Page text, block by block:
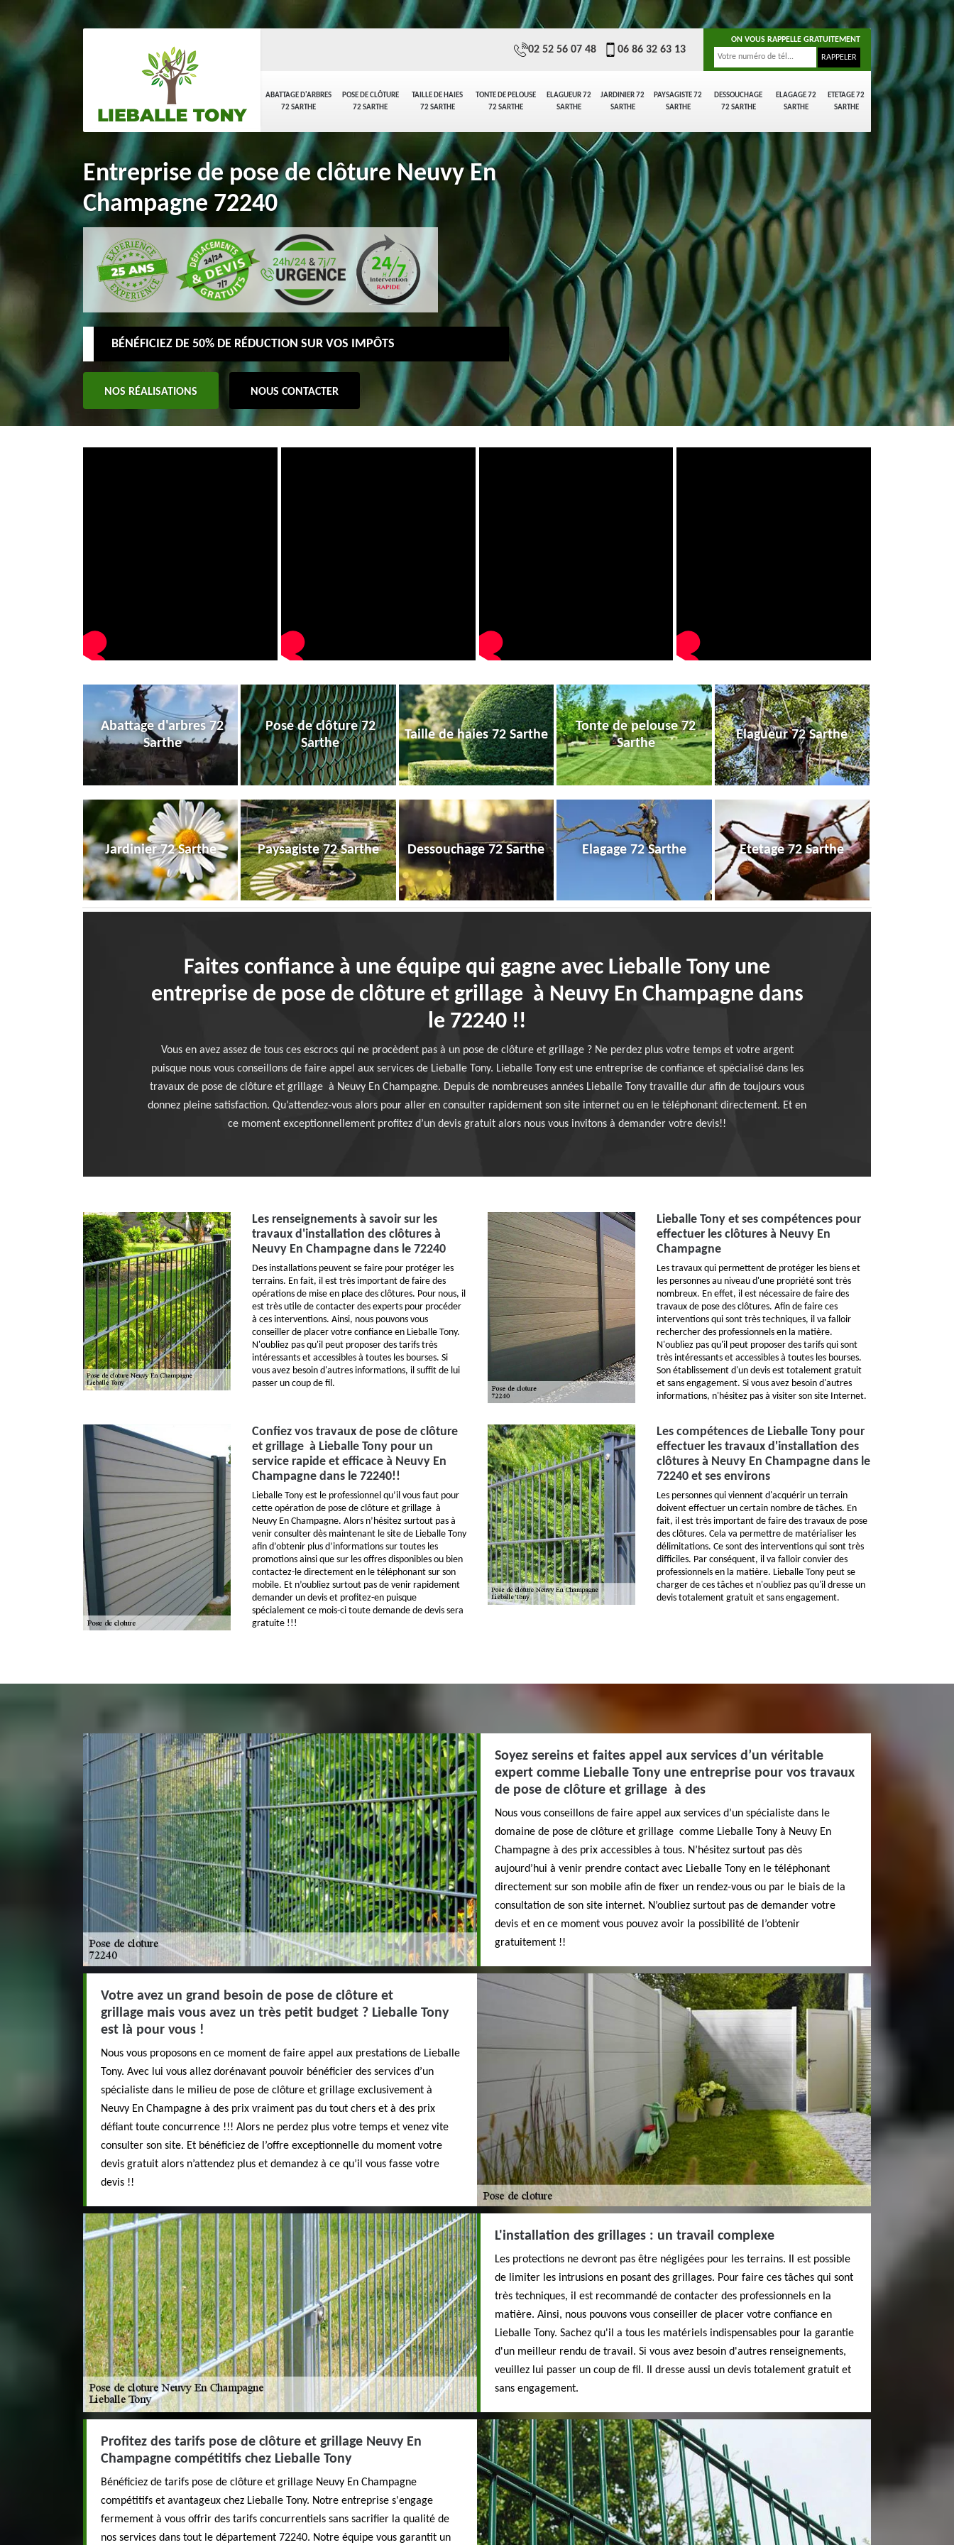
ABATTAGE D'ARBRES
72 SARTHE
POSE DE CLÔTURE
72 SARTHE
TAILLE DE HAIES
72 SARTHE
TONTE DE PELOUSE
72 SARTHE
ELAGUEUR 72
SARTHE
JARDINIER 72
SARTHE
PAYSAGISTE 72
SARTHE
DESSOUCHAGE
72 SARTHE
ELAGAGE 72
SARTHE
ETETAGE 72
SARTHE
02 52 56 07 48 06 86 32 63 13
ON VOUS RAPPELLE GRATUITEMENT
Entreprise de pose de clôture Neuvy En
Champagne 72240
BÉNÉFICIEZ DE 50% DE RÉDUCTION SUR VOS IMPÔTS
NOS RÉALISATIONS NOUS CONTACTER
Abattage d'arbres 72
Sarthe
Pose de clôture 72
Sarthe
Taille de haies 72 Sarthe
Tonte de pelouse 72
Sarthe
Elagueur 72 Sarthe
Jardinier 72 Sarthe Paysagiste 72 Sarthe Dessouchage 72 Sarthe Elagage 72 Sarthe Etetage 72 Sarthe
Faites confiance à une équipe qui gagne avec Lieballe Tony une
entreprise de pose de clôture et grillage à Neuvy En Champagne dans
le 72240 !!
Vous en avez assez de tous ces escrocs qui ne procèdent pas à un pose de clôture et grillage ? Ne perdez plus votre temps et votre argent
puisque nous vous conseillons de faire appel aux services de Lieballe Tony. Lieballe Tony est une entreprise de confiance et spécialisé dans les
travaux de pose de clôture et grillage à Neuvy En Champagne. Depuis de nombreuses années Lieballe Tony travaille dur afin de toujours vous
donnez pleine satisfaction. Qu’attendez-vous alors pour aller en consulter rapidement son site internet ou en le téléphonant directement. Et en
ce moment exceptionnellement profitez d’un devis gratuit alors nous vous invitons à demander votre devis!!
Les renseignements à savoir sur les
travaux d'installation des clôtures à
Neuvy En Champagne dans le 72240
Des installations peuvent se faire pour protéger les
terrains. En fait, il est très important de faire des
opérations de mise en place des clôtures. Pour nous, il
est très utile de contacter des experts pour procéder
à ces interventions. Ainsi, nous pouvons vous
conseiller de placer votre confiance en Lieballe Tony.
N'oubliez pas qu'il peut proposer des tarifs très
intéressants et accessibles à toutes les bourses. Si
vous avez besoin d'autres informations, il suffit de lui
passer un coup de fil.
Lieballe Tony et ses compétences pour
effectuer les clôtures à Neuvy En
Champagne
Les travaux qui permettent de protéger les biens et
les personnes au niveau d'une propriété sont très
nombreux. En effet, il est nécessaire de faire des
travaux de pose des clôtures. Afin de faire ces
interventions qui sont très techniques, il va falloir
rechercher des professionnels en la matière.
N'oubliez pas qu'il peut proposer des tarifs qui sont
très intéressants et accessibles à toutes les bourses.
Son établissement d'un devis est totalement gratuit
et sans engagement. Si vous avez besoin d'autres
informations, n'hésitez pas à visiter son site Internet.
Confiez vos travaux de pose de clôture
et grillage à Lieballe Tony pour un
service rapide et efficace à Neuvy En
Champagne dans le 72240!!
Lieballe Tony est le professionnel qu’il vous faut pour
cette opération de pose de clôture et grillage à
Neuvy En Champagne. Alors n’hésitez surtout pas à
venir consulter dès maintenant le site de Lieballe Tony
afin d’obtenir plus d’informations sur toutes les
promotions ainsi que sur les offres disponibles ou bien
contactez-le directement en le téléphonant sur son
mobile. Et n’oubliez surtout pas de venir rapidement
demander un devis et profitez-en puisque
spécialement ce mois-ci toute demande de devis sera
gratuite !!!
Les compétences de Lieballe Tony pour
effectuer les travaux d'installation des
clôtures à Neuvy En Champagne dans le
72240 et ses environs
Les personnes qui viennent d'acquérir un terrain
doivent effectuer un certain nombre de tâches. En
fait, il est très important de faire des travaux de pose
des clôtures. Cela va permettre de matérialiser les
délimitations. Ce sont des interventions qui sont très
difficiles. Par conséquent, il va falloir convier des
professionnels en la matière. Lieballe Tony peut se
charger de ces tâches et n'oubliez pas qu'il dresse un
devis totalement gratuit et sans engagement.
Soyez sereins et faites appel aux services d’un véritable
expert comme Lieballe Tony une entreprise pour vos travaux
de pose de clôture et grillage à des
Nous vous conseillons de faire appel aux services d’un spécialiste dans le
domaine de pose de clôture et grillage comme Lieballe Tony à Neuvy En
Champagne à des prix accessibles à tous. N’hésitez surtout pas dès
aujourd’hui à venir prendre contact avec Lieballe Tony en le téléphonant
directement sur son mobile afin de fixer un rendez-vous ou par le biais de la
consultation de son site internet. N’oubliez surtout pas de demander votre
devis et en ce moment vous pouvez avoir la possibilité de l’obtenir
gratuitement !!
Votre avez un grand besoin de pose de clôture et
grillage mais vous avez un très petit budget ? Lieballe Tony
est là pour vous !
Nous vous proposons en ce moment de faire appel aux prestations de Lieballe
Tony. Avec lui vous allez dorénavant pouvoir bénéficier des services d’un
spécialiste dans le milieu de pose de clôture et grillage exclusivement à
Neuvy En Champagne à des prix vraiment pas du tout chers et à des prix
défiant toute concurrence !!! Alors ne perdez plus votre temps et venez vite
consulter son site. Et bénéficiez de l’offre exceptionnelle du moment votre
devis gratuit alors n’attendez plus et demandez à ce qu’il vous fasse votre
devis !!
L'installation des grillages : un travail complexe
Les protections ne devront pas être négligées pour les terrains. Il est possible
de limiter les intrusions en posant des grillages. Pour faire ces tâches qui sont
très techniques, il est recommandé de contacter des professionnels en la
matière. Ainsi, nous pouvons vous conseiller de placer votre confiance en
Lieballe Tony. Sachez qu'il a tous les matériels indispensables pour la garantie
d'un meilleur rendu de travail. Si vous avez besoin d'autres renseignements,
veuillez lui passer un coup de fil. Il dresse aussi un devis totalement gratuit et
sans engagement.
Profitez des tarifs pose de clôture et grillage Neuvy En
Champagne compétitifs chez Lieballe Tony
Bénéficiez de tarifs pose de clôture et grillage Neuvy En Champagne
compétitifs et avantageux chez Lieballe Tony. Notre entreprise s'engage
fermement à vous offrir des tarifs concurrentiels sans sacrifier la qualité de
nos services dans tout le département 72240. Notre équipe vous garantit un